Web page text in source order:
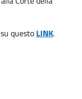
questo LINK.